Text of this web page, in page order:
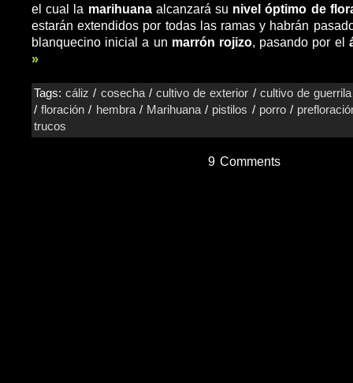
el cual la marihuana alcanzará su nivel óptimo de
estarán extendidos por todas las ramas y habrán
blanquecino inicial a un marrón rojizo, pasando por el
»
Tags:cáliz / cosecha/cultivo de exterior / cultivo de guerrila
/floración / hembra/ Marihuana / pistilos / porro/
trucos
9 Comments